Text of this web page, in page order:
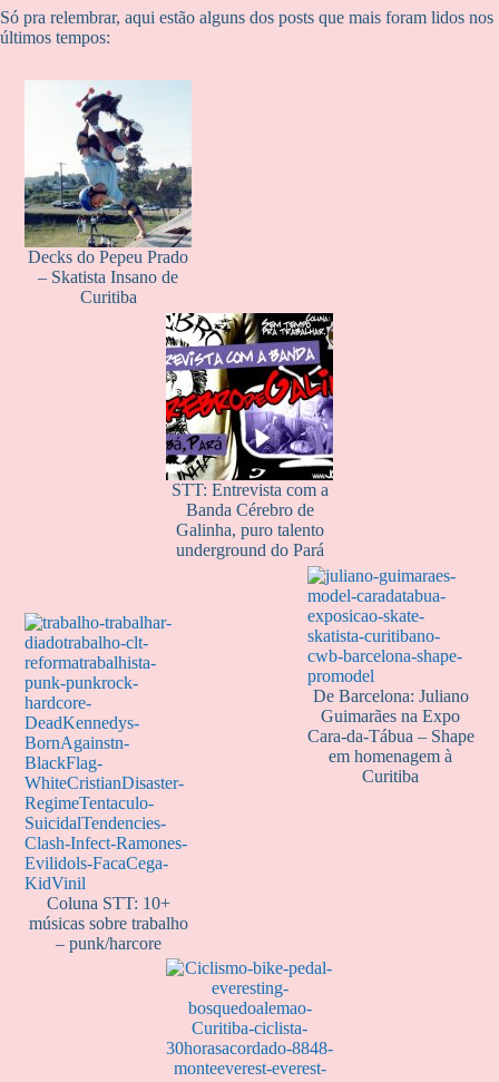
Só pra relembrar, aqui estão alguns dos posts que mais foram lidos nos
últimos tempos:
Decks do Pepeu Prado
– Skatista Insano de
Curitiba
STT: Entrevista com a
Banda Cérebro de
Galinha, puro talento
underground do Pará
De Barcelona: Juliano
Guimarães na Expo
Cara-da-Tábua – Shape
em homenagem à
Curitiba
Coluna STT: 10+
músicas sobre trabalho
– punk/harcore